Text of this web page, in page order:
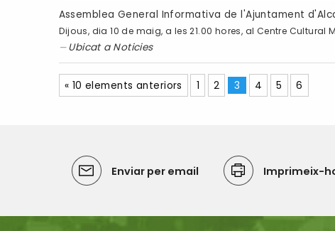
Assemblea General Informativa de l'Ajuntament
Dijous, dia 10 de maig, a les 21.00 hores, al Centre
Ubicat a Noticies
« 10 elements anteriors 1 2 3 4 5 6
Enviar per email Imprimeix-